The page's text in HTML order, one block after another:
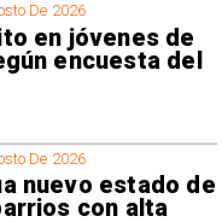
De 2026
en jóvenes de
encuesta del
De 2026
nuevo estado de
con alta